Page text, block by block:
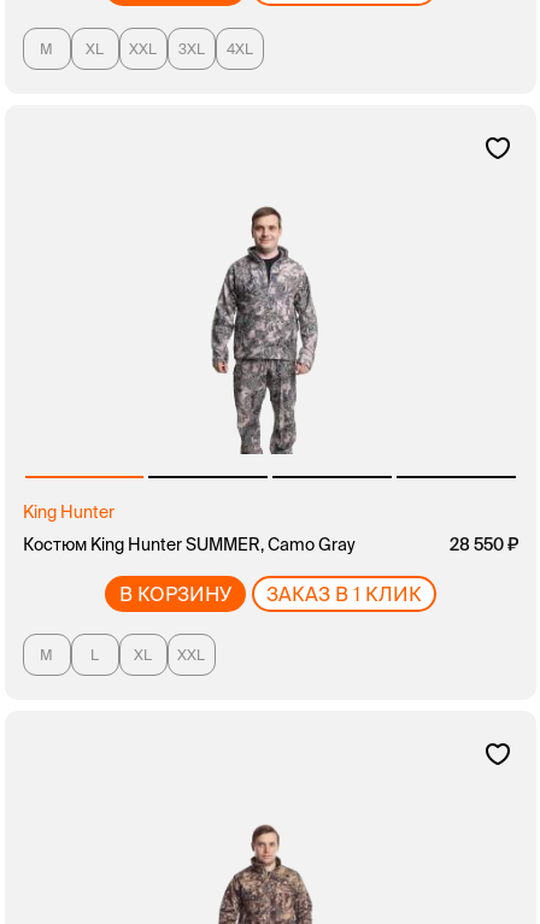
M XL XXL 3XL 4XL
King Hunter
Костюм King Hunter SUMMER, Camo Gray
28 550
В КОРЗИНУ ЗАКАЗ В 1 КЛИК
M L XL XXL